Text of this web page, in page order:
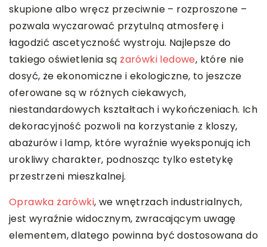
skupione albo wręcz przeciwnie – rozproszone –
pozwala wyczarować przytulną atmosferę i
łagodzić ascetyczność wystroju. Najlepsze do
takiego oświetlenia są żarówki ledowe, które nie
dosyć, że ekonomiczne i ekologiczne, to jeszcze
oferowane są w różnych ciekawych,
niestandardowych kształtach i wykończeniach. Ich
dekoracyjność pozwoli na korzystanie z kloszy,
abażurów i lamp, które wyraźnie wyeksponują ich
urokliwy charakter, podnosząc tylko estetykę
przestrzeni mieszkalnej.
Oprawka żarówki, we wnętrzach industrialnych,
jest wyraźnie widocznym, zwracającym uwagę
elementem, dlatego powinna być dostosowana do